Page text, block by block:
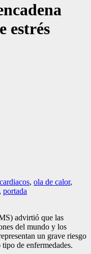
estrés
, ola de calor,
, portada
advirtió que las
del mundo y los
un grave riesgo
de enfermedades.